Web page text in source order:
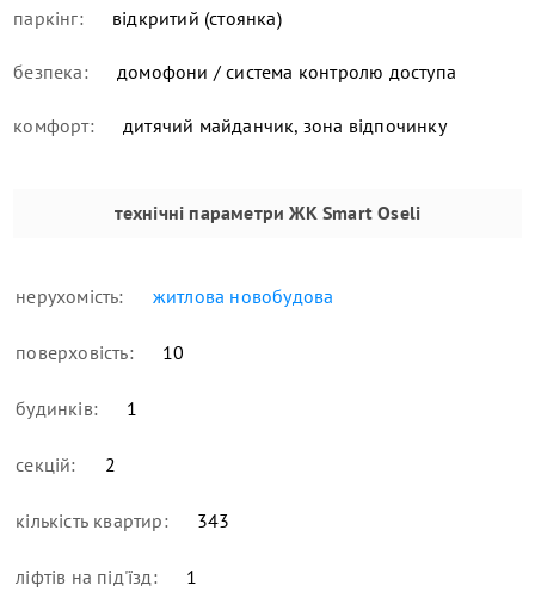
паркінг: відкритий (стоянка)
безпека: домофони / система контролю доступа
комфорт: дитячий майданчик, зона відпочинку
технічні параметри ЖК Smart Oseli
нерухомість: житлова новобудова
поверховість: 10
будинків: 1
секцій: 2
кількість квартир: 343
ліфтів на під'їзд: 1